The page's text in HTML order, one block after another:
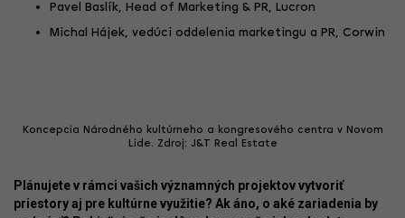
Pavel Baslík, Head of Marketing & PR, Lucron
Michal Hájek, vedúci oddelenia marketingu a PR, Corwin
Koncepcia Národného kultúrneho a kongresového centra v Novom
Lide. Zdroj: J&T Real Estate
Plánujete v rámci vašich významných projektov vytvoriť
priestory aj pre kultúrne využitie? Ak áno, o aké zariadenia by